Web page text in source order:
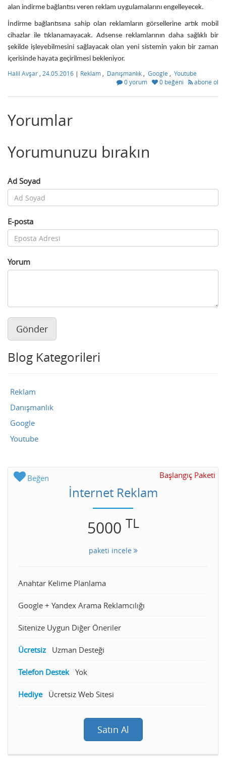
alan indirme bağlantısı veren reklam uygulamalarını engelleyecek.
İndirme bağlantısına sahip olan reklamların görsellerine artık mobil
cihazlar ile tıklanamayacak. Adsense reklamlarının daha sağlıklı bir
şekilde işleyebilmesini sağlayacak olan yeni sistemin yakın bir zaman
içerisinde hayata geçirilmesi bekleniyor.
Halil Avşar 24.05.2016 | Reklam Danışmanlık Google
Youtube
0 yorum
0 beğeni abone ol
Yorumlar
Yorumunuzu bırakın
Ad Soyad
E-posta
Yorum
Gönder
Blog Kategorileri
Reklam
Danışmanlık
Google
Youtube
Beğen Başlangıç Paketi
İnternet Reklam
5000 TL
paketi incele
Anahtar Kelime Planlama
Google + Yandex Arama Reklamcılığı
Sitenize Uygun Diğer Öneriler
Ücretsiz Uzman Desteği
Telefon Destek Yok
Hediye Ücretsiz Web Sitesi
Satın Al